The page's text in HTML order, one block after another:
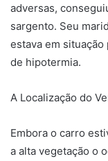
adversas,
sargento. Seu
estava em
de hipotermia.
A Localização do
Embora o carro
a alta vegetação o